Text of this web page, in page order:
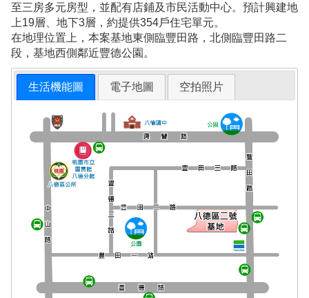
至三房多元房型，並配有店鋪及市民活動中心。預計興建地
上19層、地下3層，約提供354戶住宅單元。
在地理位置上，本案基地東側臨豐田路，北側臨豐田路二
段，基地西側鄰近豐德公園。
生活機能圖 電子地圖 空拍照片